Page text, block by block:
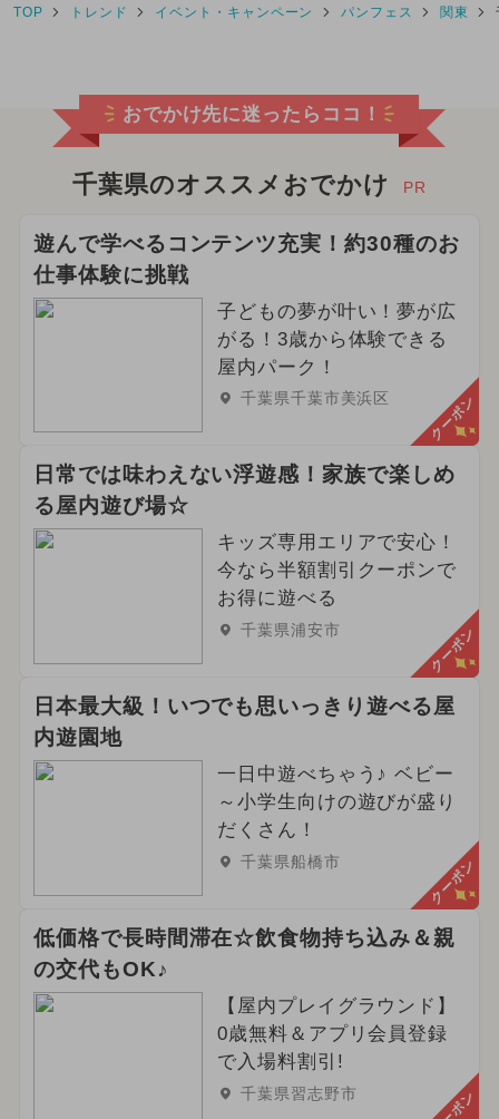
2025年9月のイベント
ディズニーリゾート
2026年5月のイベント
2024年4月のイベント
2024年9月のイベント
2024年12月のイベント
2024年3月のイベント
2026年6月のイベント
2024年11月のイベント
2025年4月のイベント
2024年8月のイベント
2025年7月のイベント
2026年4月のイベント
2024年10月のイベント
2025年2月のイベント
春休み
夏休み（日帰り）
2023年12月のイベント
TOP トレンド イベント・キャンペーン パンフェス 関東
おでかけ先に迷ったらココ！
千葉県のオススメおでかけ PR
遊んで学べるコンテンツ充実！約30種のお
仕事体験に挑戦
子どもの夢が叶い！夢が広
がる！3歳から体験できる
屋内パーク！
千葉県千葉市美浜区 クーポン
日常では味わえない浮遊感！家族で楽しめ
る屋内遊び場☆
キッズ専用エリアで安心！
今なら半額割引クーポンで
お得に遊べる
千葉県浦安市 クーポン
日本最大級！いつでも思いっきり遊べる屋
内遊園地
一日中遊べちゃう♪ ベビー
～小学生向けの遊びが盛り
だくさん！
千葉県船橋市 クーポン
低価格で長時間滞在☆飲食物持ち込み＆親
の交代もOK♪
【屋内プレイグラウンド】
0歳無料＆アプリ会員登録
で入場料割引!
千葉県習志野市